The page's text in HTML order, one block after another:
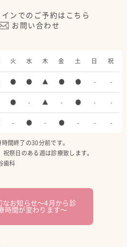
インでのご予約はこちら
お問い合わせ
火 水 木 金 土 日 祝
● ● ▲ ● ● - -
● - ▲ - ● - -
- ● - ● - - -
間終了の30分前です。
祭日のある週は診療致します。
歯科
なお知らせ〜4月から診
時間が変わります〜